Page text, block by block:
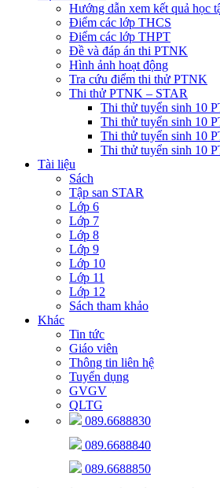
Hướng dẫn xem kết quả học
Điểm các lớp THCS
Điểm các lớp THPT
Đề và đáp án thi PTNK
Hình ảnh hoạt động
Tra cứu điểm thi thử PTNK
Thi thử PTNK – STAR
Thi thử tuyển sinh 10
Thi thử tuyển sinh 10
Thi thử tuyển sinh 10
Thi thử tuyển sinh 10
Tài liệu
Sách
Tập san STAR
Lớp 6
Lớp 7
Lớp 8
Lớp 9
Lớp 10
Lớp 11
Lớp 12
Sách tham khảo
Khác
Tin tức
Giáo viên
Thông tin liên hệ
Tuyển dụng
GVGV
QLTG
089.6688830
089.6688840
089.6688850